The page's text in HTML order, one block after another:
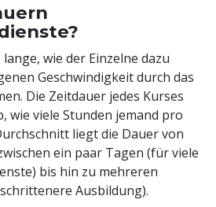
wie der Einzelne dazu
Geschwindigkeit durch das
Die Zeitdauer jedes Kurses
wie viele Stunden jemand pro
liegt die Dauer von
ein paar Tagen (für viele
bis hin zu mehreren
Ausbildung).